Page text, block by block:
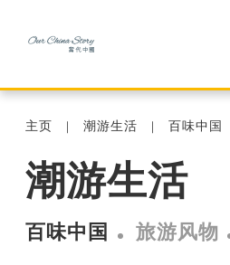
主页 潮游生活 百味中国
潮游生活
百味中国 旅游风物